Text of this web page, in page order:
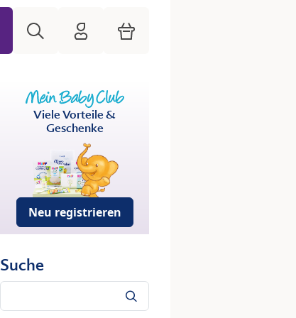
HiPP Mein Babyclub
Warenkorb
Viele Vorteile &
Geschenke
Neu registrieren
Suche